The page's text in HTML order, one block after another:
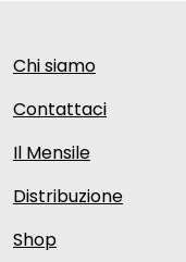
Chi siamo
Contattaci
Il Mensile
Distribuzione
Shop